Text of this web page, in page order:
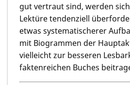
gut vertraut sind, werden
Lektüre tendenziell
etwas systematischerer
mit Biogrammen der
vielleicht zur besseren
faktenreichen Buches